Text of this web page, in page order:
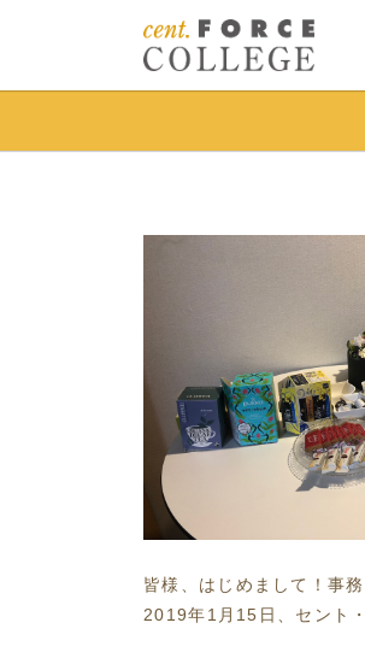
皆様、はじめまして！事
2019年1月15日、セント